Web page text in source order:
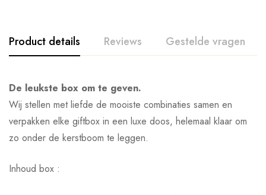
Product details Reviews Gestelde vragen
De leukste box om te geven.
Wij stellen met liefde de mooiste combinaties samen en
verpakken elke giftbox in een luxe doos, helemaal klaar om
zo onder de kerstboom te leggen.
Inhoud box :